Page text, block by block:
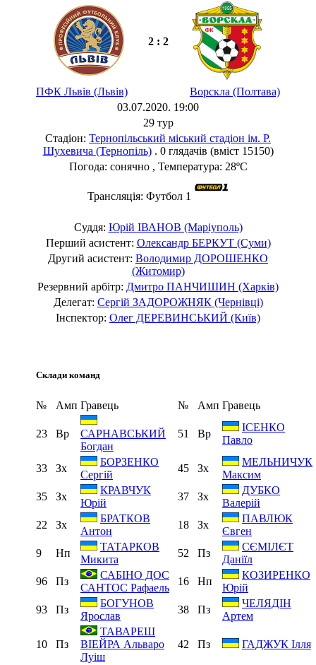
2 : 2
ПФК Львів (Львів)
Ворскла (Полтава)
03.07.2020. 19:00
29 тур
Стадіон: Тернопільський міський стадіон ім. Р.
Шухевича (Тернопіль). 0 глядачів (вміст 15150)
Погода: сонячно , Температура: 28ºC
Трансляція: Футбол 1
Суддя: Юрій ІВАНОВ (Маріуполь)
Перший асистент: Олександр БЕРКУТ (Суми)
Другий асистент: Володимир ДОРОШЕНКО
(Житомир)
Резервний арбітр: Дмитро ПАНЧИШИН (Харків)
Делегат: Сергій ЗАДОРОЖНЯК (Чернівці)
Інспектор: Олег ДЕРЕВИНСЬКИЙ (Київ)
Склади команд
№ Амп Гравець № Амп Гравець
23 Вр
САРНАВСЬКИЙ
Богдан
51 Вр
ІСЕНКО
Павло
33 Зх
БОРЗЕНКО
Сергій
45 Зх
МЕЛЬНИЧУК
Максим
35
Зх
КРАВЧУК
Юрій
37 Зх
ДУБКО
Валерій
22
Зх
БРАТКОВ
Антон
18 Зх
ПАВЛЮК
Євген
9
Нп
ТАТАРКОВ
Микита
52 Пз
СЄМІЛЄТ
Даніїл
96
Пз
САБІНО ДОС
САНТОС Рафаель
16 Нп
КОЗИРЕНКО
Юрій
93
Пз
БОГУНОВ
Ярослав
38 Пз
ЧЕЛЯДІН
Артем
10 Пз
ТАВАРЕШ
ВІЕЙРА Альваро
Луіш
42 Пз ГАДЖУК Ілля